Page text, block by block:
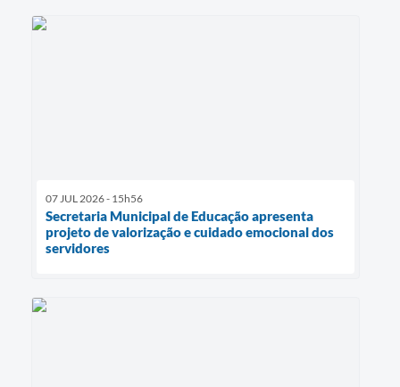
07 JUL 2026 - 15h56
Secretaria Municipal de Educação apresenta
projeto de valorização e cuidado emocional dos
servidores